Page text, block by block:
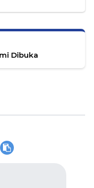
Dibuka